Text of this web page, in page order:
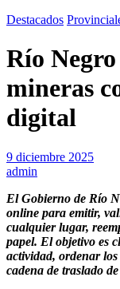
Destacados
Río
mineras
digital
9 diciembre 2025
admin
El Gobierno de Río
online para emitir,
cualquier lugar,
papel. El objetivo es
actividad, ordenar
cadena de traslado